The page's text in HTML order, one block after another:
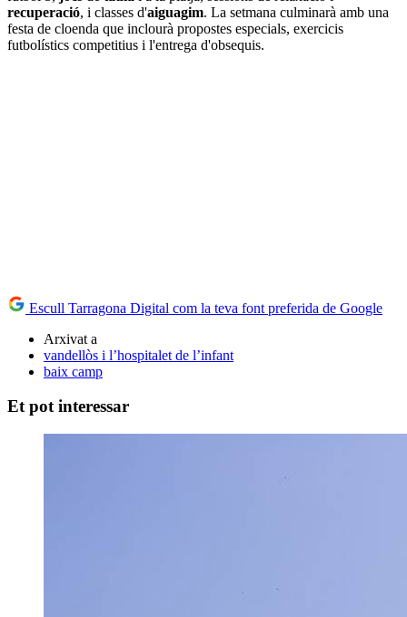
recuperació, i classes d'aiguagim. La setmana culminarà amb una
festa de cloenda que inclourà propostes especials, exercicis
futbolístics competitius i l'entrega d'obsequis.
Escull Tarragona Digital com la teva font preferida de Google
Arxivat a
vandellòs i l’hospitalet de l’infant
baix camp
Et pot interessar